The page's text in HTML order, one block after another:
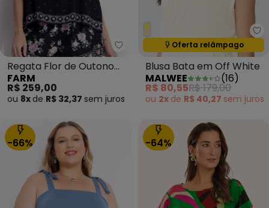
Farm - Regata Flor de Outono
Regata Flor de Outono
Preto
FARM
R$ 259,00
ou 8x de R$ 32,37 sem juros
Oferta relâmpago
Termina em:05:12:44
Blusa Bata em Off White
MALWEE
(16)
R$ 80,55R$ 179,00
ou 2x de R$ 40,27 sem juros
-66% -64%